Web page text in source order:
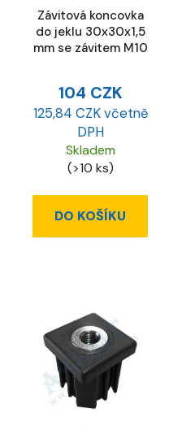
Závitová koncovka
do jeklu 30x30x1,5
mm se závitem M10
104 CZK
125,84 CZK včetně
DPH
Skladem
(>10 ks)
DO KOŠÍKU